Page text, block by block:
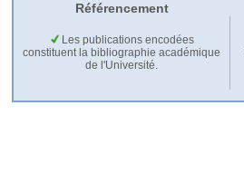
Référencement
Les publications encodées
constituent la bibliographie académique
de l'Université.